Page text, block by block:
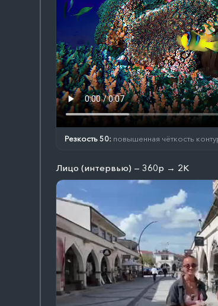
Резкость 50: повышенная чёткость
Лицо (интервью) — 360p → 2K